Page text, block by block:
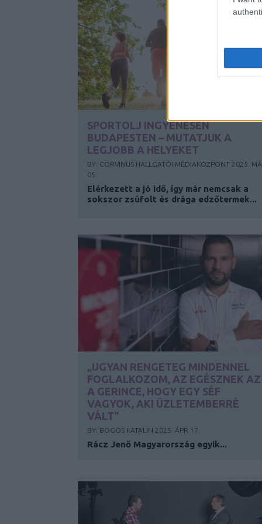
SPORTOLJ INGYENESEN
BUDAPESTEN – MUTATJUK A
LEGJOBB A HELYEKET
BY: CORVINUS HALLGATÓI MÉDIAKÖZPONT 2025.
05.
Elérkezett a jó idő, így már nemcsak a
sokszor zsúfolt és drága edzőtermek...
„UGYAN RENGETEG MINDENNEL
FOGLALKOZOM, AZ EGÉSZNEK AZ
A GERINCE, HOGY EGY SÉF
VAGYOK, AKI ÜZLETEMBERRÉ
VÁLT”
BY: BOGOS KATALIN 2025. ÁPR 17.
Rácz Jenő Magyarország egyik...